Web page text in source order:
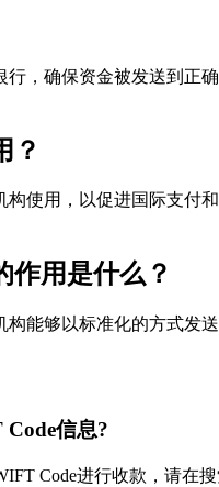
，确保资金被发送到正确
？
使用，以促进国际支付和
作用是什么？
能够以标准化的方式发
信息?
Code进行收款，请在